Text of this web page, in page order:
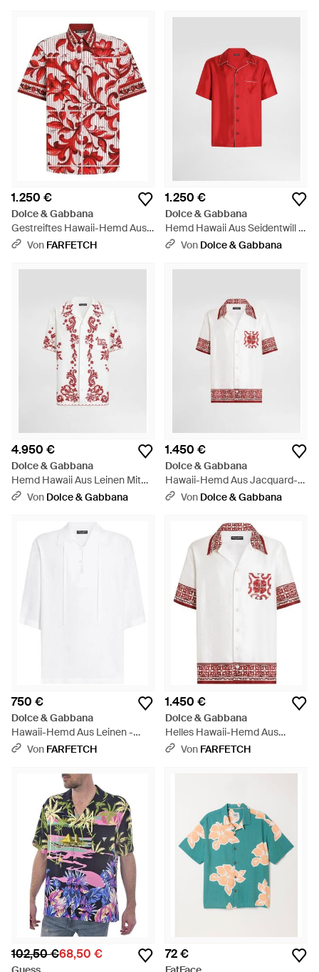
1.250 €
Dolce & Gabbana
Gestreiftes Hawaii-Hemd Aus
Popeline Mit Majolica-Print -
Von FARFETCH
1.250 €
Dolce & Gabbana
Hemd Hawaii Aus Seidentwill -
RotVon Dolce & Gabbana
4.950 €
Dolce & Gabbana
Hemd Hawaii Aus Leinen Mit
Cutwork - Rot
Von Dolce & Gabbana
1.450 €
Dolce & Gabbana
Hawaii-Hemd Aus Jacquard-
Twill Mit Majolika-Print - Weiß
Von Dolce & Gabbana
750 €
Dolce & Gabbana
Hawaii-Hemd Aus Leinen -
WeißVon FARFETCH
1.450 €
Dolce & Gabbana
Helles Hawaii-Hemd Aus
Jacquard Mit Majolica-Print -
Von FARFETCH
102,50 €68,50 € 72 €